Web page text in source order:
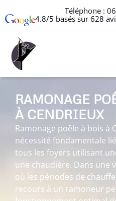
Téléphone :
4.8/5 basés sur 628
RAMONAGE
À CENDRIEUX
Ramonage poêle à bois à
nécessité fondamentale
tous les foyers utilisant
une chaudière. Dans une
où les périodes de
recours à un ramoneur